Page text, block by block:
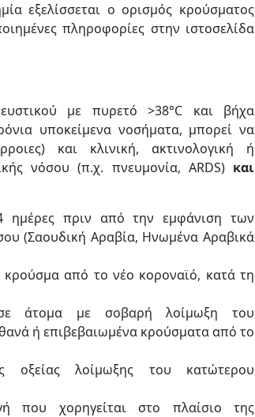
εξελίσσεται ο ορισμός κρούσματος
πληροφορίες στην ιστοσελίδα
με πυρετό >38°C και βήχα
υποκείμενα νοσήματα, μπορεί να
και κλινική, ακτινολογική ή
νόσου (π.χ. πνευμονία, ARDS) και
ημέρες πριν από την εμφάνιση των
(Σαουδική Αραβία, Ηνωμένα Αραβικά
κρούσμα από το νέο κοροναϊό, κατά τη
άτομα με σοβαρή λοίμωξη του
ή επιβεβαιωμένα κρούσματα από το
λοίμωξης του κατώτερου
που χορηγείται στο πλαίσιο της